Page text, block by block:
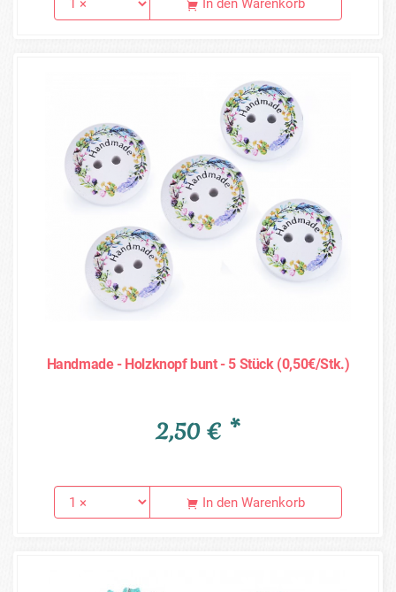
In den Warenkorb
Handmade - Holzknopf bunt - 5 Stück (0,50€/Stk.)
2,50 € *
In den Warenkorb